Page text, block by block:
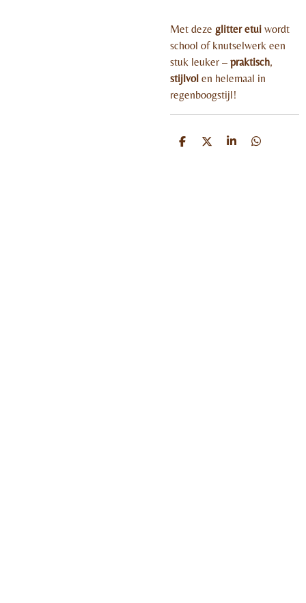
Met deze glitter etui wordt
school of knutselwerk een
stuk leuker – praktisch,
stijlvol en helemaal in
regenboogstijl!
D
D
S
D